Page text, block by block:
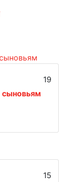
19
сыновьям
15